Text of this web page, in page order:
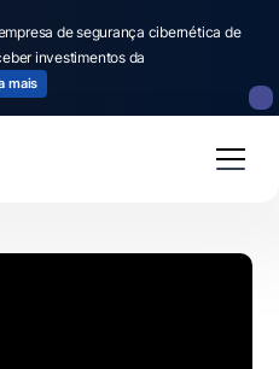
de segurança cibernética de
investimentos da
mais